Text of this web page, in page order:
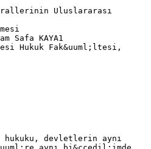
Uluslararası
Safa KAYA1
Hukuk Fak&uuml;ltesi,